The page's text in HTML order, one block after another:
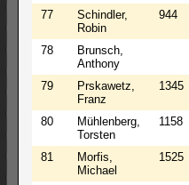
77
Schindler,
Robin
944
78
Brunsch,
Anthony
79
Prskawetz,
Franz
1345
80
Mühlenberg,
Torsten
1158
81
Morfis,
Michael
1525